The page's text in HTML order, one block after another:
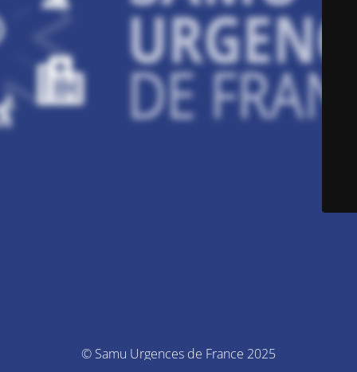
© Samu Urgences de France 2025